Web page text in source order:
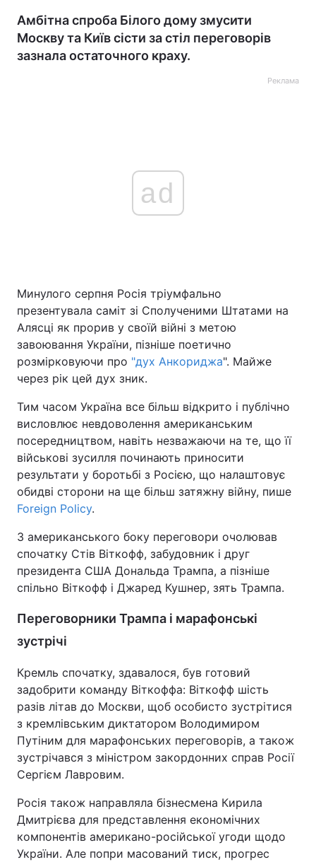
Амбітна спроба Білого дому змусити
Москву та Київ сісти за стіл переговорів
зазнала остаточного краху.
Реклама
ad
Минулого серпня Росія тріумфально
презентувала саміт зі Сполученими Штатами на
Алясці як прорив у своїй війні з метою
завоювання України, пізніше поетично
розмірковуючи про "дух Анкориджа". Майже
через рік цей дух зник.
Тим часом Україна все більш відкрито і публічно
висловлює невдоволення американським
посередництвом, навіть незважаючи на те, що її
військові зусилля починають приносити
результати у боротьбі з Росією, що налаштовує
обидві сторони на ще більш затяжну війну, пише
Foreign Policy.
З американського боку переговори очолював
спочатку Стів Віткофф, забудовник і друг
президента США Дональда Трампа, а пізніше
спільно Віткофф і Джаред Кушнер, зять Трампа.
Переговорники Трампа і марафонські
зустрічі
Кремль спочатку, здавалося, був готовий
задобрити команду Віткоффа: Віткофф шість
разів літав до Москви, щоб особисто зустрітися
з кремлівським диктатором Володимиром
Путіним для марафонських переговорів, а також
зустрічався з міністром закордонних справ Росії
Сергієм Лавровим.
Росія також направляла бізнесмена Кирила
Дмитрієва для представлення економічних
компонентів американо-російської угоди щодо
України. Але попри масований тиск, прогрес